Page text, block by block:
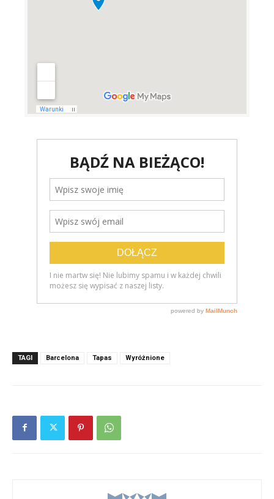
TAGI Barcelona Tapas Wyróżnione